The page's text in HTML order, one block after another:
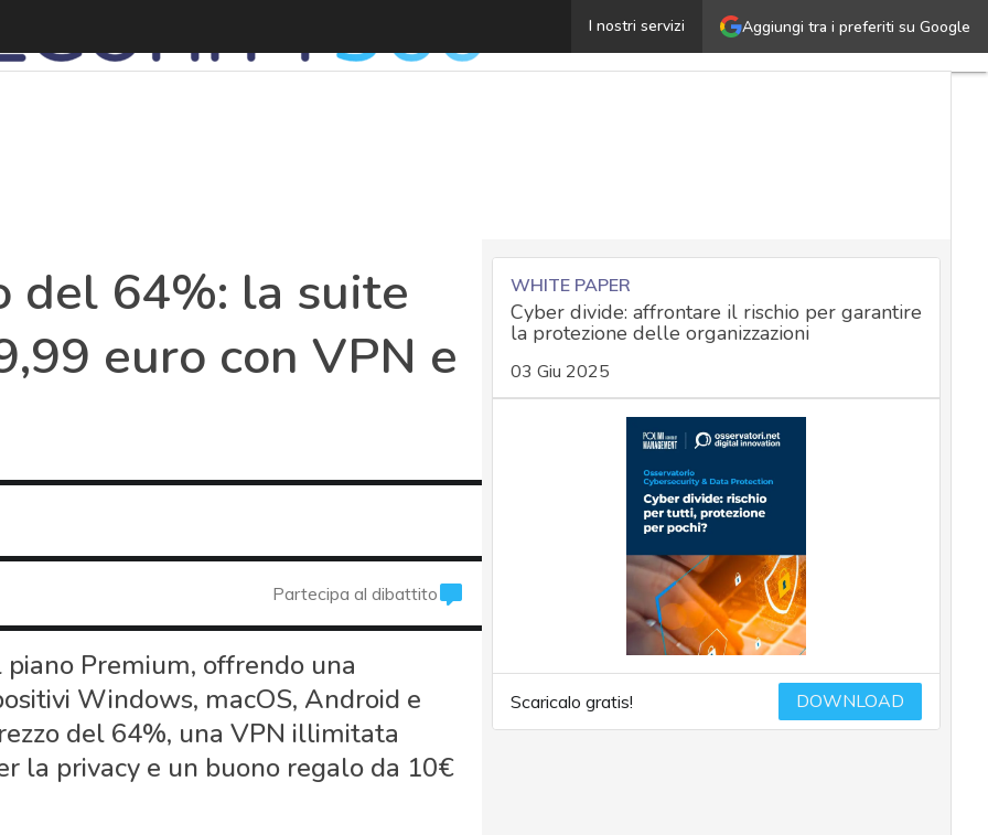
Aggiungi tra i preferiti su Google
I nostri servizi
Kaspersky in sconto del 64%: la suite Premium crolla
del 64%: la suite
euro con VPN e
Partecipa al dibattito
Premium, offrendo una
Windows, macOS, Android e
del 64%, una VPN illimitata
la privacy e un buono regalo da 10€
WHITE PAPER
Cyber divide: affrontare il rischio per garantire
la protezione delle organizzazioni
03 Giu 2025
Scaricalo gratis! DOWNLOAD